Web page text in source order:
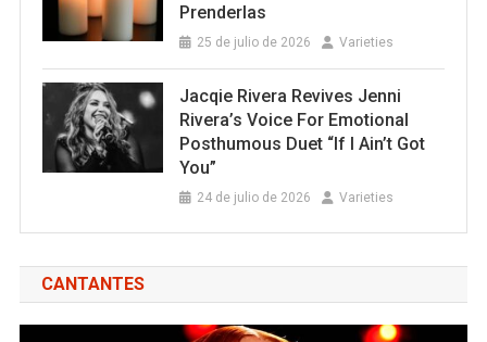
Prenderlas
25 de julio de 2026 Varieties
Jacqie Rivera Revives Jenni
Rivera’s Voice For Emotional
Posthumous Duet “If I Ain’t Got
You”
24 de julio de 2026 Varieties
CANTANTES